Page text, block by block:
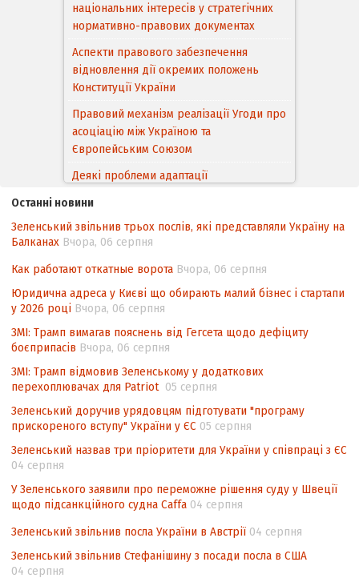
національних інтересів у стратегічних
нормативно-правових документах
Аспекти правового забезпечення
відновлення дії окремих положень
Конституції України
Правовий механізм реалізації Угоди про
асоціацію між Україною та
Європейським Cоюзом
Деякі проблеми адаптації
походження товарів відповідно до
Угоди про торговельні аспекти прав
інтелектуальної власності (TRIPS) у
контексті євроінтеграції
Аналіз виборчого законодавства щодо
невизначеності механізму повторного
підрахунку голосів виборців
Інформаційна безпека суспільства
Останні новини
Зеленський звільнив трьох послів, які представляли Україну на
Балканах Вчора, 06 серпня
Как работают откатные ворота Вчора, 06 серпня
Юридична адреса у Києві що обирають малий бізнес і стартапи
у 2026 році Вчора, 06 серпня
ЗМІ: Трамп вимагав пояснень від Гегсета щодо дефіциту
боєприпасів Вчора, 06 серпня
ЗМІ: Трамп відмовив Зеленському у додаткових
перехоплювачах для Patriot 05 серпня
Зеленський доручив урядовцям підготувати "програму
прискореного вступу" України у ЄС 05 серпня
Зеленський назвав три пріоритети для України у співпраці з ЄС
04 серпня
У Зеленського заявили про переможне рішення суду у Швеції
щодо підсанкційного судна Caffa 04 серпня
Зеленський звільнив посла України в Австрії 04 серпня
Зеленський звільнив Стефанішину з посади посла в США
04 серпня